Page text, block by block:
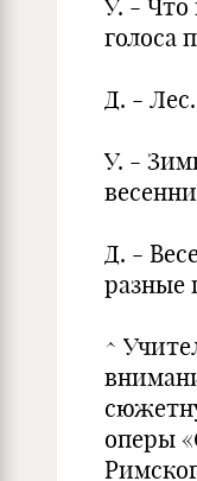
У. - Что
голоса
Д. - Лес.
У. -
Д. -
разные
^
оперы